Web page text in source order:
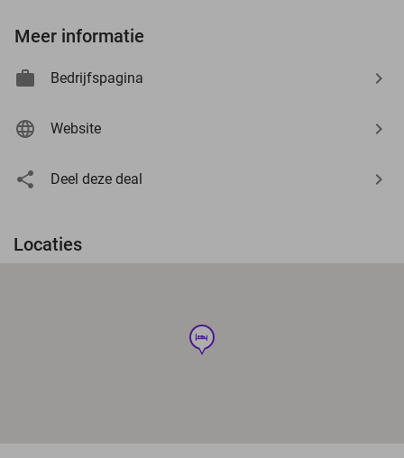
Meer informatie
Bedrijfspagina
Website
Deel deze deal
Locaties
hotel